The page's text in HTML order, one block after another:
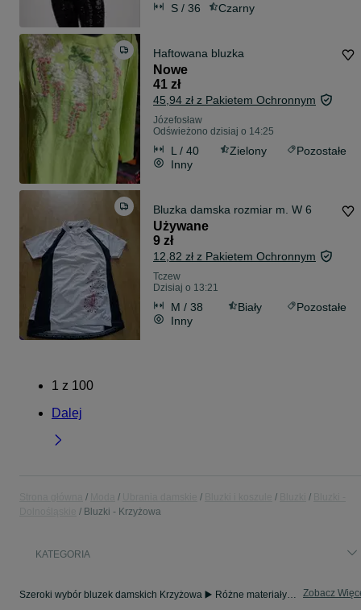
S / 36 Czarny
Haftowana bluzka
Nowe
41 zł
45,94 zł z Pakietem Ochronnym
Józefosław
Odświeżono dzisiaj o 14:25
L / 40 Zielony
Pozostałe
Inny
Bluzka damska rozmiar m. W 6
Używane
9 zł
12,82 zł z Pakietem Ochronnym
Tczew
Dzisiaj o 13:21
M / 38 Biały
Pozostałe
Inny
1 z 100
Dalej
Bluzki - Krzyżowa
KATEGORIA
Szeroki wybór bluzek damskich Krzyżowa ▶️ Różne materiały i kolory ✅ Nowe i używane w atrakcyjnych cenach ✌ Sprawdź oferty na OLX.pl! Zobacz